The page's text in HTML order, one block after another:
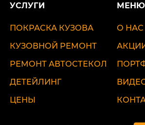
УСЛУГИ
ПОКРАСКА КУЗОВА
КУЗОВНОЙ РЕМОНТ
РЕМОНТ АВТОСТЕКОЛ
ДЕТЕЙЛИНГ
ЦЕНЫ
МЕНЮ
О НАС